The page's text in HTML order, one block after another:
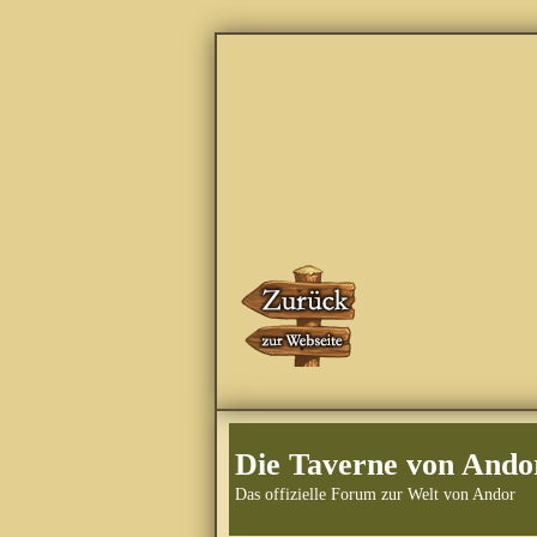
Die Taverne von
Das offizielle Forum zur Welt von Andor